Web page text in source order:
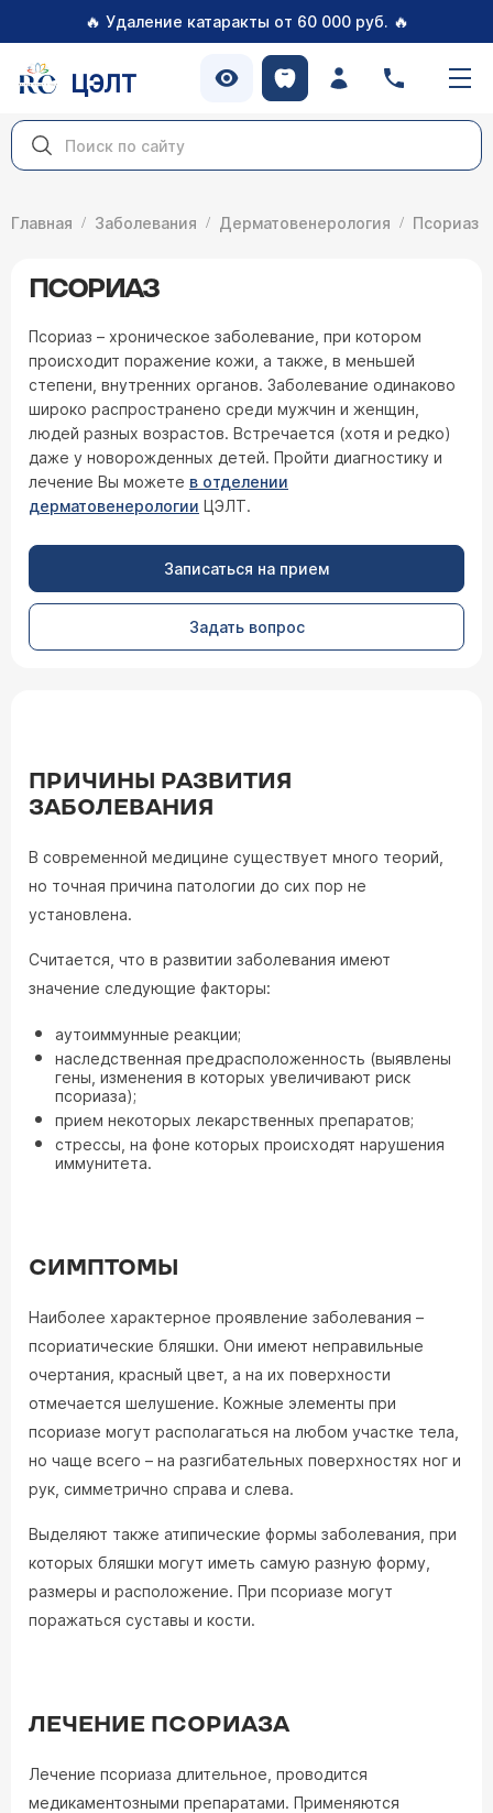
🔥 Удаление катаракты от 60 000 руб. 🔥
ЦЭЛТ
Главная Заболевания Дерматовенерология Псориаз
ПСОРИАЗ
Псориаз – хроническое заболевание, при котором
происходит поражение кожи, а также, в меньшей
степени, внутренних органов. Заболевание одинаково
широко распространено среди мужчин и женщин,
людей разных возрастов. Встречается (хотя и редко)
даже у новорожденных детей. Пройти диагностику и
лечение Вы можете в отделении
дерматовенерологии ЦЭЛТ.
Записаться на прием
Задать вопрос
ПРИЧИНЫ РАЗВИТИЯ
ЗАБОЛЕВАНИЯ
В современной медицине существует много теорий,
но точная причина патологии до сих пор не
установлена.
Считается, что в развитии заболевания имеют
значение следующие факторы:
аутоиммунные реакции;
наследственная предрасположенность (выявлены
гены, изменения в которых увеличивают риск
псориаза);
прием некоторых лекарственных препаратов;
стрессы, на фоне которых происходят нарушения
иммунитета.
СИМПТОМЫ
Наиболее характерное проявление заболевания –
псориатические бляшки. Они имеют неправильные
очертания, красный цвет, а на их поверхности
отмечается шелушение. Кожные элементы при
псориазе могут располагаться на любом участке тела,
но чаще всего – на разгибательных поверхностях ног и
рук, симметрично справа и слева.
Выделяют также атипические формы заболевания, при
которых бляшки могут иметь самую разную форму,
размеры и расположение. При псориазе могут
поражаться суставы и кости.
ЛЕЧЕНИЕ ПСОРИАЗА
Лечение псориаза длительное, проводится
медикаментозными препаратами. Применяются